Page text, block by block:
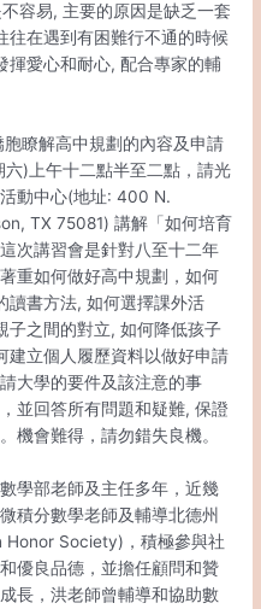
容易, 主要的原因是缺乏一套
往在遇到有困難行不通的時候
揮愛心和耐心, 配合專家的輔
瞭解高中規劃的內容及申請
)上午十二點半至二點，請光
動中心(地址: 400 N.
TX 75081) 講解「如何培育
次講習會是針對八至十二年
重如何做好高中規劃，如何
讀書方法, 如何選擇課外活
子之間的對立, 如何降低孩子
建立個人履歷資料以做好申請
大學的要件及該注意的事
並回答所有問題和疑難, 保證
機會難得，請勿錯失良機。
學部老師及主任多年，近幾
積分數學老師及輔導北德州
Society)，積極參與社
優良品德，並擔任顧問和贊
長，洪老師曾輔導和協助數